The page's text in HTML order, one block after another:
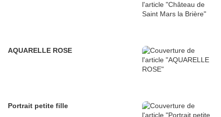
AQUARELLE ROSE
Portrait petite fille